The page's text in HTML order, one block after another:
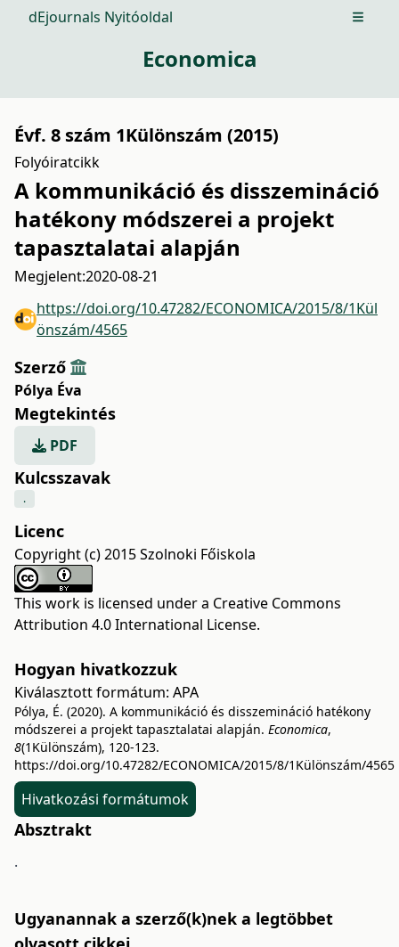
dEjournals Nyitóoldal Open
Economica
Évf. 8 szám 1Különszám (2015)
Folyóiratcikk
A kommunikáció és disszemináció
hatékony módszerei a projekt
tapasztalatai alapján
Megjelent:2020-08-21
https://doi.org/10.47282/ECONOMICA/2015/8/1Kül
önszám/4565
Szerző
Pólya Éva
Megtekintés
PDF
Kulcsszavak
.
Licenc
Copyright (c) 2015 Szolnoki Főiskola
This work is licensed under a Creative Commons
Attribution 4.0 International License.
Hogyan hivatkozzuk
Kiválasztott formátum: APA
Pólya, É. (2020). A kommunikáció és disszemináció hatékony
módszerei a projekt tapasztalatai alapján. Economica,
8(1Különszám), 120-123.
https://doi.org/10.47282/ECONOMICA/2015/8/1Különszám/4565
Hivatkozási formátumok
Absztrakt
.
Ugyanannak a szerző(k)nek a legtöbbet